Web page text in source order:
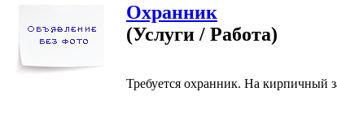
Охранник
(Услуги / Работа)
Требуется охранник. На кирпичный